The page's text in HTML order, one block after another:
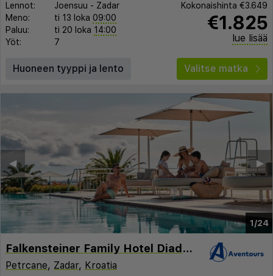
Lennot: Joensuu - Zadar
Meno:
ti 13 loka 09:00
Paluu:
ti 20 loka 14:00
Yöt:
7
Kokonaishinta €3.649
€1.825
lue lisää
Huoneen tyyppi ja lento Valitse matka
1/24
▶︎
◀︎
Falkensteiner Family Hotel Diadora
Petrcane, Zadar, Kroatia